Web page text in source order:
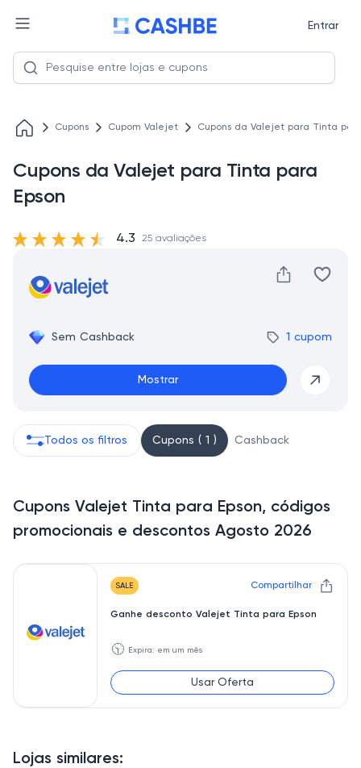
Entrar
Cupons Cupom Valejet Cupons da Valejet para Tinta para
Cupons da Valejet para Tinta para
Epson
Sem Cashback 1 cupom
Mostrar
4.3 25 avaliações
Lojas similares:
Todos os filtros Cupons ( 1 ) Cashback
Cupons Valejet Tinta para Epson, códigos
promocionais e descontos Agosto 2026
SALE Compartilhar
Ganhe desconto Valejet Tinta para Epson
🕥 Expira: em um mês
Usar Oferta